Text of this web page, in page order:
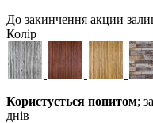
До закинчення акции
Колір
Користується попитом;
днів